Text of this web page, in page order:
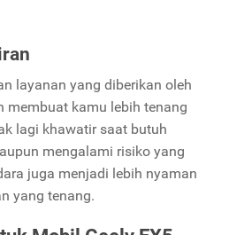
layanan yang diberikan oleh
membuat kamu lebih tenang
lagi khawatir saat butuh
mengalami risiko yang
juga menjadi lebih nyaman
yang tenang.